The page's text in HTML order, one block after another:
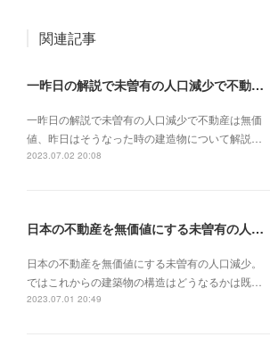
関連記事
一昨日の解説で未曽有の人口減少で不動産は無価値、昨日はそうなった時の建造物について解説、今日からはその設備について解説をして行く。
一昨日の解説で未曽有の人口減少で不動産は無価
値、昨日はそうなった時の建造物について解説…
2023.07.02 20:08
日本の不動産を無価値にする未曽有の人口減少。ではこれからの建築物の構造はどうなるかは既に解説した。今はその内部の内容。その1
日本の不動産を無価値にする未曽有の人口減少。
ではこれからの建築物の構造はどうなるかは既…
2023.07.01 20:49